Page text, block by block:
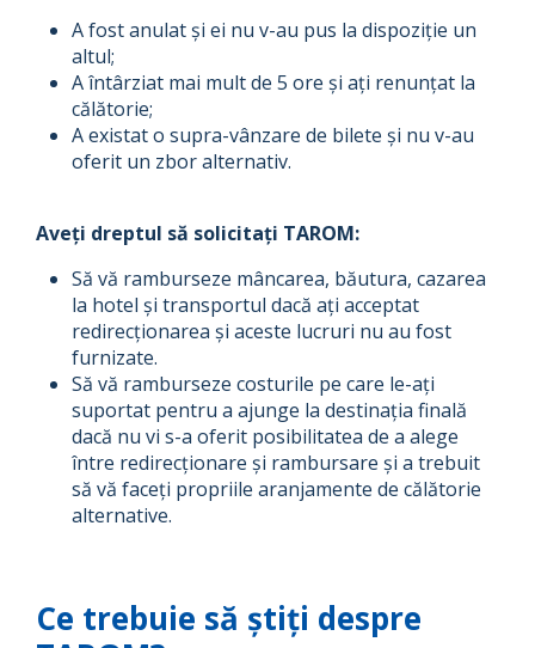
A fost anulat și ei nu v-au pus la dispoziție un
altul;
A întârziat mai mult de 5 ore și ați renunțat la
călătorie;
A existat o supra-vânzare de bilete și nu v-au
oferit un zbor alternativ.
Aveți dreptul să solicitați TAROM:
Să vă ramburseze mâncarea, băutura, cazarea
la hotel și transportul dacă ați acceptat
redirecționarea și aceste lucruri nu au fost
furnizate.
Să vă ramburseze costurile pe care le-ați
suportat pentru a ajunge la destinația finală
dacă nu vi s-a oferit posibilitatea de a alege
între redirecționare și rambursare și a trebuit
să vă faceți propriile aranjamente de călătorie
alternative.
Ce trebuie să știți despre